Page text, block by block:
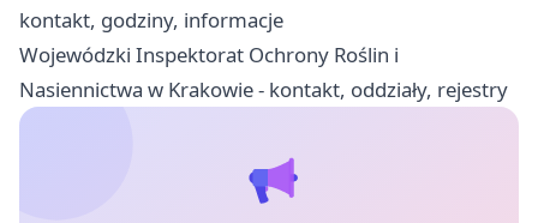
kontakt, godziny, informacje
Wojewódzki Inspektorat Ochrony Roślin i
Nasiennictwa w Krakowie - kontakt, oddziały, rejestry